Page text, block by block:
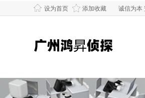
设为首页 添加收藏 诚信为本